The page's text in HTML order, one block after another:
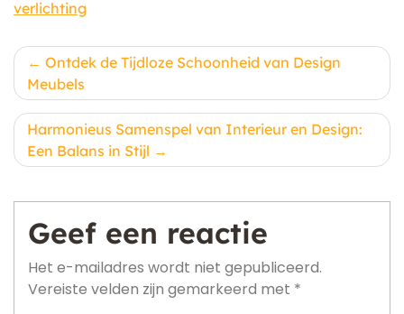
verlichting
Berichtnavigatie
Ontdek de Tijdloze Schoonheid van Design
Meubels
Harmonieus Samenspel van Interieur en Design:
Een Balans in Stijl
Geef een reactie
Het e-mailadres wordt niet gepubliceerd.
Vereiste velden zijn gemarkeerd met *